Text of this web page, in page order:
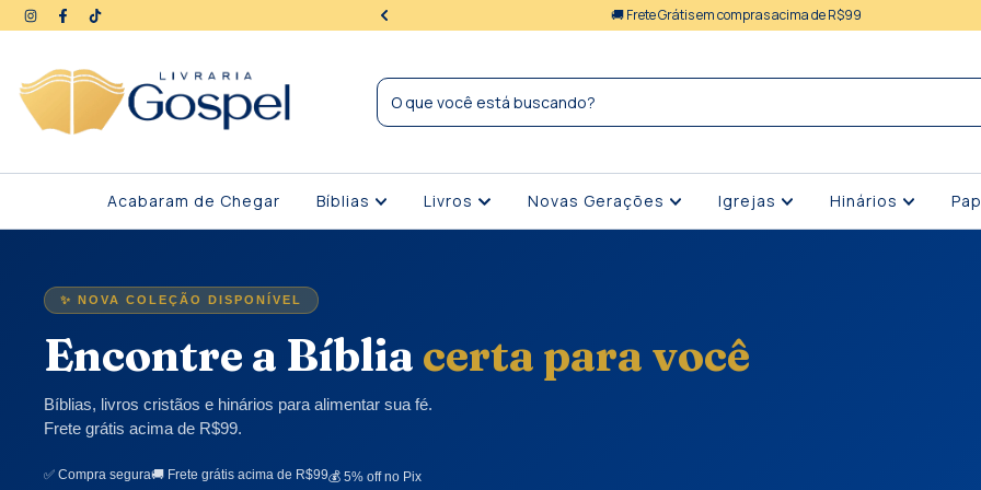
| Seus dados protegidos 🚚 Frete Grátis em compras acima de R$99
Acabaram de Chegar Bíblias Livros Novas Gerações Igrejas Hinários
✨ NOVA COLEÇÃO DISPONÍVEL
Encontre a Bíblia certa para você
Bíblias, livros cristãos e hinários para alimentar sua fé.
Frete grátis acima de R$99.
✅ Compra segura🚚 Frete grátis acima de R$99💰 5% off no Pix